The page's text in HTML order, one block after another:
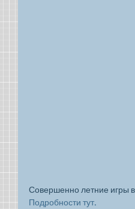
Совершенно летние игры
Подробности тут.